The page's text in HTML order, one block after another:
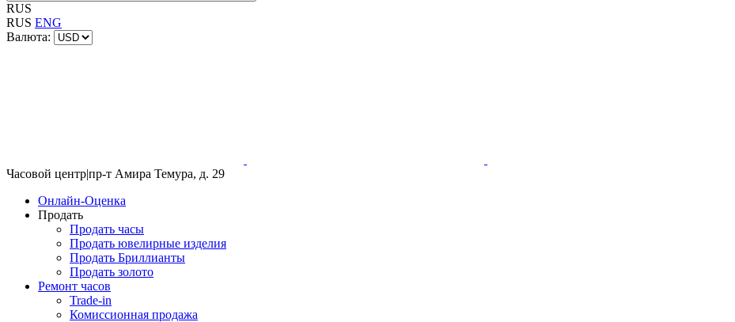
RUS
RUS ENG
Валюта:
Часовой центр|пр-т Амира Темура, д. 29
Онлайн-Оценка
Продать
Продать часы
Продать ювелирные изделия
Продать Бриллианты
Продать золото
Ремонт часов
Trade-in
Комиссионная продажа